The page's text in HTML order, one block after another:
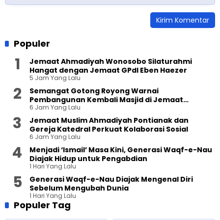
Populer
Jemaat Ahmadiyah Wonosobo Silaturahmi
Hangat dengan Jemaat GPdI Eben Haezer
5 Jam Yang Lalu
Semangat Gotong Royong Warnai
Pembangunan Kembali Masjid di Jemaat
Ahmadiyah Sukapura
6 Jam Yang Lalu
Jemaat Muslim Ahmadiyah Pontianak dan
Gereja Katedral Perkuat Kolaborasi Sosial
6 Jam Yang Lalu
Menjadi ‘Ismail’ Masa Kini, Generasi Waqf-e-Nau
Diajak Hidup untuk Pengabdian
1 Hari Yang Lalu
Generasi Waqf-e-Nau Diajak Mengenal Diri
Sebelum Mengubah Dunia
1 Hari Yang Lalu
Populer Tag